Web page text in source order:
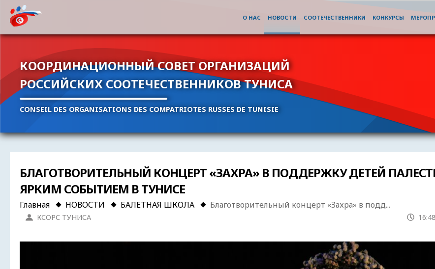
КООРДИНАЦИОННЫЙ СОВЕТ ОРГАНИЗАЦИЙ
РОССИЙСКИХ СООТЕЧЕСТВЕННИКОВ ТУНИСА
CONSEIL DES ORGANISATIONS DES COMPATRIOTES RUSSES DE TUNISIE
О НАС НОВОСТИ СООТЕЧЕСТВЕННИКИ КОНКУРСЫ
БЛАГОТВОРИТЕЛЬНЫЙ КОНЦЕРТ «ЗАХРА» В ПОДДЕРЖКУ ДЕТЕЙ
ЯРКИМ СОБЫТИЕМ В ТУНИСЕ
Главная НОВОСТИ БАЛЕТНАЯ ШКОЛА Благотворительный концерт «Захра» в подд...
КСОРС ТУНИСА